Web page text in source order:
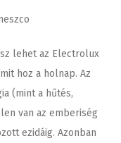
lehet az Electrolux
hoz a holnap. Az
(mint a hűtés,
van az emberiség
ezidáig. Azonban